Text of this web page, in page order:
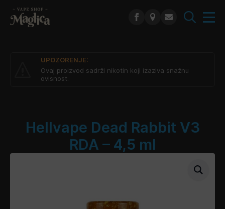
UPOZORENJE:
Ovaj proizvod sadrži nikotin koji izaziva snažnu
ovisnost.
Hellvape Dead Rabbit V3
RDA – 4,5 ml